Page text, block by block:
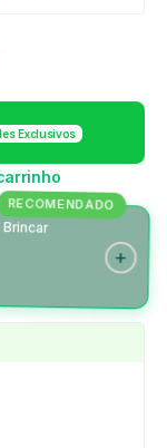
Exclusivos
RECOMENDADO